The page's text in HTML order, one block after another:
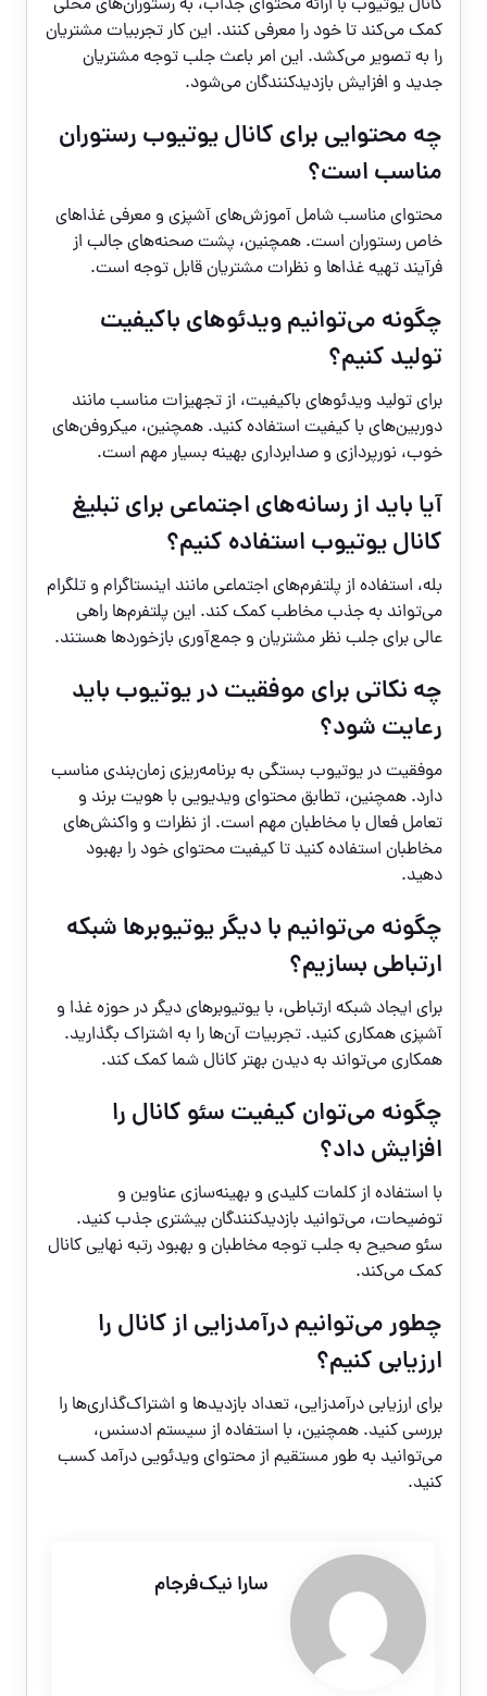
کمک می‌کند تا خود را معرفی کنند. این کار تجربیات مشتریان
را به تصویر می‌کشد. این امر باعث جلب توجه مشتریان
جدید و افزایش بازدیدکنندگان می‌شود.
چه محتوایی برای کانال یوتیوب رستوران
مناسب است؟
محتوای مناسب شامل آموزش‌های آشپزی و معرفی غذاهای
خاص رستوران است. همچنین، پشت صحنه‌های جالب از
فرآیند تهیه غذاها و نظرات مشتریان قابل توجه است.
چگونه می‌توانیم ویدئوهای باکیفیت
تولید کنیم؟
برای تولید ویدئوهای باکیفیت، از تجهیزات مناسب مانند
دوربین‌های با کیفیت استفاده کنید. همچنین، میکروفن‌های
خوب، نورپردازی و صدابرداری بهینه بسیار مهم است.
آیا باید از رسانه‌های اجتماعی برای تبلیغ
کانال یوتیوب استفاده کنیم؟
بله، استفاده از پلتفرم‌های اجتماعی مانند اینستاگرام و تلگرام
می‌تواند به جذب مخاطب کمک کند. این پلتفرم‌ها راهی
عالی برای جلب نظر مشتریان و جمع‌آوری بازخوردها هستند.
چه نکاتی برای موفقیت در یوتیوب باید
رعایت شود؟
موفقیت در یوتیوب بستگی به برنامه‌ریزی زمان‌بندی مناسب
دارد. همچنین، تطابق محتوای ویدیویی با هویت برند و
تعامل فعال با مخاطبان مهم است. از نظرات و واکنش‌های
مخاطبان استفاده کنید تا کیفیت محتوای خود را بهبود
دهید.
چگونه می‌توانیم با دیگر یوتیوبرها شبکه
ارتباطی بسازیم؟
برای ایجاد شبکه ارتباطی، با یوتیوبرهای دیگر در حوزه غذا و
آشپزی همکاری کنید. تجربیات آن‌ها را به اشتراک بگذارید.
همکاری می‌تواند به دیدن بهتر کانال شما کمک کند.
چگونه می‌توان کیفیت سئو کانال را
افزایش داد؟
با استفاده از کلمات کلیدی و بهینه‌سازی عناوین و
توضیحات، می‌توانید بازدیدکنندگان بیشتری جذب کنید.
سئو صحیح به جلب توجه مخاطبان و بهبود رتبه نهایی کانال
کمک می‌کند.
چطور می‌توانیم درآمدزایی از کانال را
ارزیابی کنیم؟
برای ارزیابی درآمدزایی، تعداد بازدیدها و اشتراک‌گذاری‌ها را
بررسی کنید. همچنین، با استفاده از سیستم ادسنس،
می‌توانید به طور مستقیم از محتوای ویدئویی درآمد کسب
کنید.
سارا نیک‌فرجام